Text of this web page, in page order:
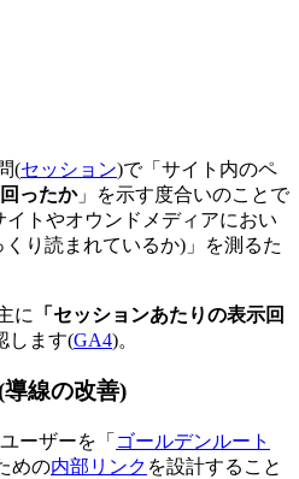
(セッション)で「サイト内のペ
ったか」を示す度合いのことで
トやオウンドメディアにおい
り読まれているか)」を測るた
に
「セッションあたりの表示回
します(GA4)。
線の改善)
ーザーを「 ゴールデンルート
めの内部リンク を設計すること